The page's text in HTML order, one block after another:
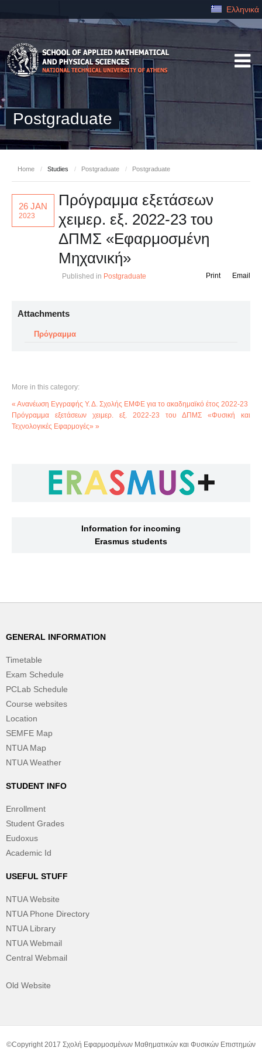
Ελληνικά
Postgraduate
Home / Studies / Postgraduate / Postgraduate
26 JAN
2023
Πρόγραμμα εξετάσεων
χειμερ. εξ. 2022-23 του
ΔΠΜΣ «Εφαρμοσμένη
Μηχανική»
Published in Postgraduate Email
Print
Attachments
Πρόγραμμα
More in this category:
« Ανανέωση Εγγραφής Υ. Δ. Σχολής ΕΜΦΕ για το ακαδημαϊκό έτος 2022-23
Πρόγραμμα εξετάσεων χειμερ. εξ. 2022-23 του ΔΠΜΣ «Φυσική και
Τεχνολογικές Εφαρμογές» »
Information for incoming
Erasmus students
GENERAL INFORMATION
Timetable
Exam Schedule
PCLab Schedule
Course websites
Location
SEMFE Map
NTUA Map
NTUA Weather
STUDENT INFO
Enrollment
Student Grades
Eudoxus
Academic Id
USEFUL STUFF
NTUA Website
NTUA Phone Directory
NTUA Library
NTUA Webmail
Central Webmail
Old Website
©Copyright 2017 Σχολή Εφαρμοσμένων Μαθηματικών και Φυσικών Επιστημών